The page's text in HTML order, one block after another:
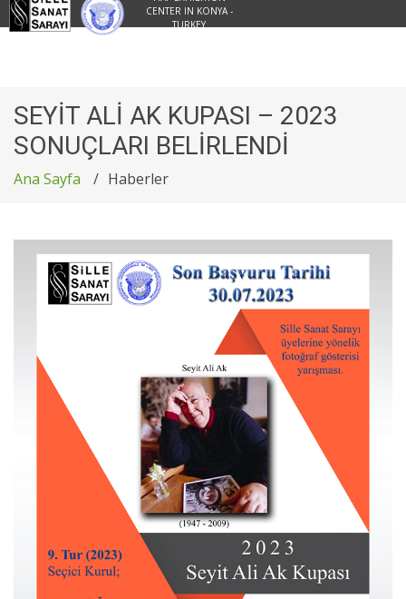
CENTER IN KONYA -
TURKEY
SEYİT ALİ AK KUPASI – 2023
SONUÇLARI BELİRLENDİ
Ana Sayfa Haberler